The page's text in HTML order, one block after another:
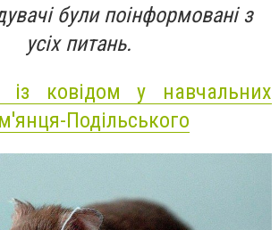
були поінформовані з
усіх питань.
із ковідом у навчальних
Подільського